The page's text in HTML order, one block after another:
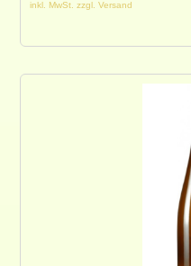
inkl. MwSt. zzgl. Versand